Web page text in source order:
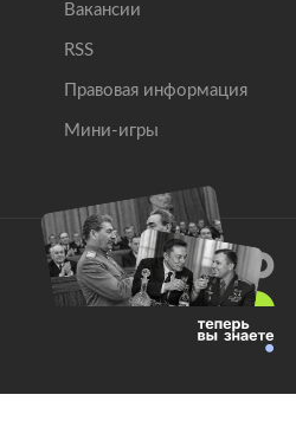
Вакансии
RSS
Правовая информация
Мини-игры
Все права защищены.